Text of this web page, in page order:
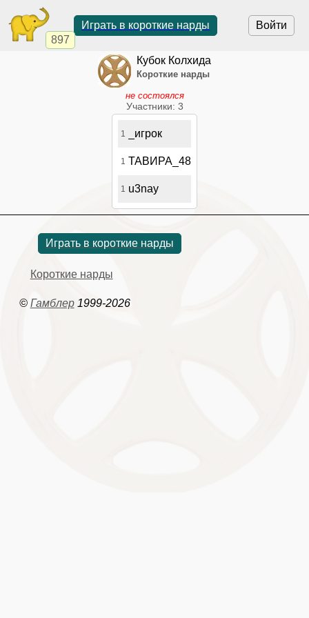
897
Войти
Играть в короткие нарды
Кубок Колхида
Короткие нарды
не состоялся
Участники: 3
1 _игрок
1 ТАВИРА_48
1 u3nay
Играть в короткие нарды
Короткие нарды
© Гамблер1999-2026